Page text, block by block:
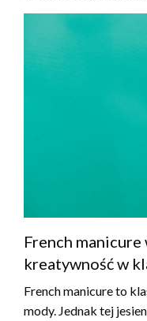
French manicure
kreatywność w
French manicure to
mody. Jednak tej